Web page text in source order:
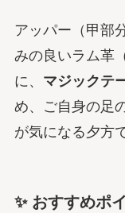
アッパー（甲部
みの良いラム革
に、 マジックテ
め、ご自身の足
が気になる夕方
✨ おすすめポ